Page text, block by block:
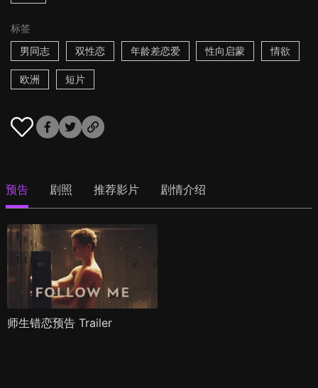
标签
男同志
双性恋 年龄差恋爱 性向启蒙 情欲
欧洲 短片
预告 剧照 推荐影片 剧情介绍
师生错恋预告 Trailer